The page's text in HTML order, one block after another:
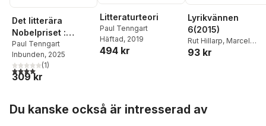
Det litterära
Nobelpriset :
historien om
världslitteraturens
största utmärkelse
Paul Tenngart
Inbunden, 2025
4,0utav 5 stjärnor. Totalt antal röster:
(1)
309 kr
Litteraturteori
Paul Tenngart
Häftad, 2019
494 kr
Lyrikvännen
6(2015)
Rut Hillarp, Marcel
Beyer,
Lennart Hellsing
Persson
93 kr
Du kanske också är intresserad av